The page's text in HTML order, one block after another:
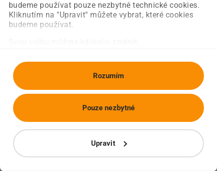
budeme používat pouze nezbytné technické cookies.
Kliknutím na "Upravit" můžete vybrat, které cookies
budeme používat.
Rozumím
Upravit
Pouze nezbytné
Obnovit stránku Úvodní strana